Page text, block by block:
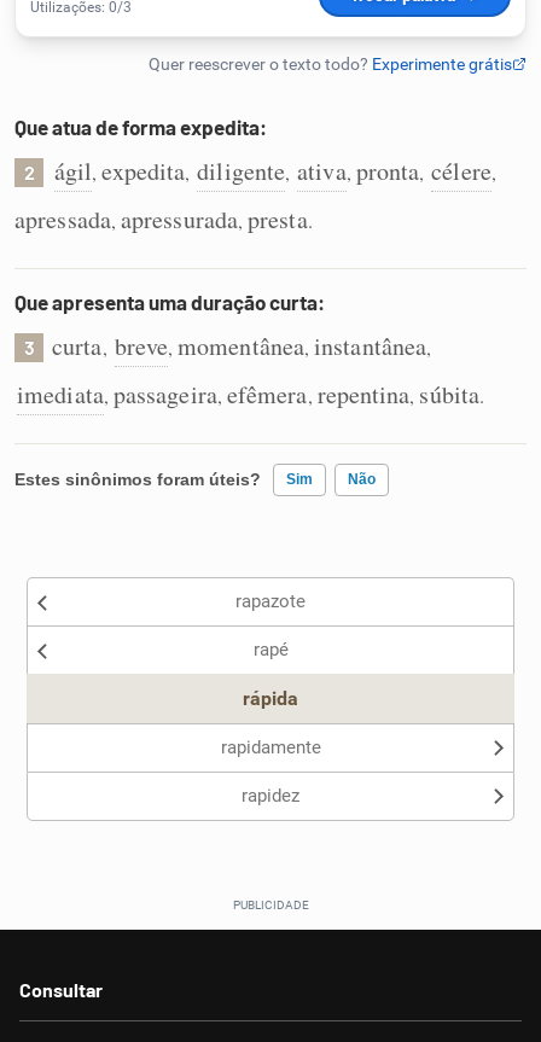
Cata-letras
Conexões
Caça-palavras
Dicionário
Sinônimos
Que atua de forma expedita:
2 ágil,expedita, diligente, ativa, pronta, célere,
apressada, apressurada,presta.
Que apresenta uma duração curta:
3 curta, breve, momentânea, instantânea,
imediata, passageira, efêmera, repentina, súbita.
Estes sinônimos foram úteis? Sim Não
Nenhum dos sinônimos apresentados me ajudou
rapazote
rapé
rápida
rapidamente
rapidez
Consultar